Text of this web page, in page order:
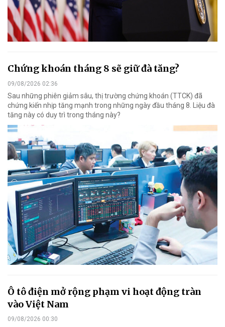
Chứng khoán tháng 8 sẽ giữ đà tăng?
09/08/2026 02:36
Sau những phiên giảm sâu, thị trường chứng khoán (TTCK) đã
chứng kiến nhịp tăng mạnh trong những ngày đầu tháng 8. Liệu đà
tăng này có duy trì trong tháng này?
Ô tô điện mở rộng phạm vi hoạt động tràn
vào Việt Nam
09/08/2026 00:30